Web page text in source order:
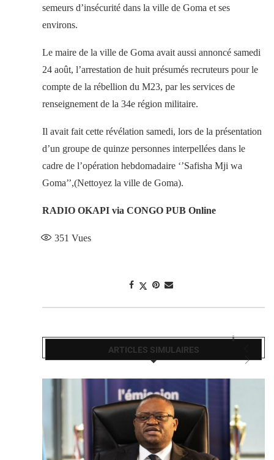
semeurs d’insécurité dans la ville de Goma et ses
environs.
Le maire de la ville de Goma avait aussi annoncé samedi
24 août, l’arrestation de huit présumés recruteurs pour le
compte de la rébellion du M23, par les services de
renseignement de la 34e région militaire.
Il avait fait cette révélation samedi, lors de la présentation
d’un groupe de quinze personnes interpellées dans le
cadre de l’opération hebdomadaire ‘’Safisha Mji wa
Goma’’,(Nettoyez la ville de Goma).
RADIO OKAPI via CONGO PUB Online
351 Vues
ARTICLES SIMULAIRES